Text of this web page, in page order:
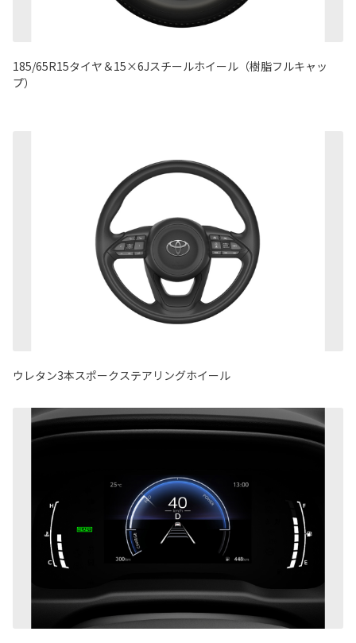
185/65R15タイヤ＆15×6Jスチールホイール（樹脂フルキャッ
プ）
ウレタン3本スポークステアリングホイール